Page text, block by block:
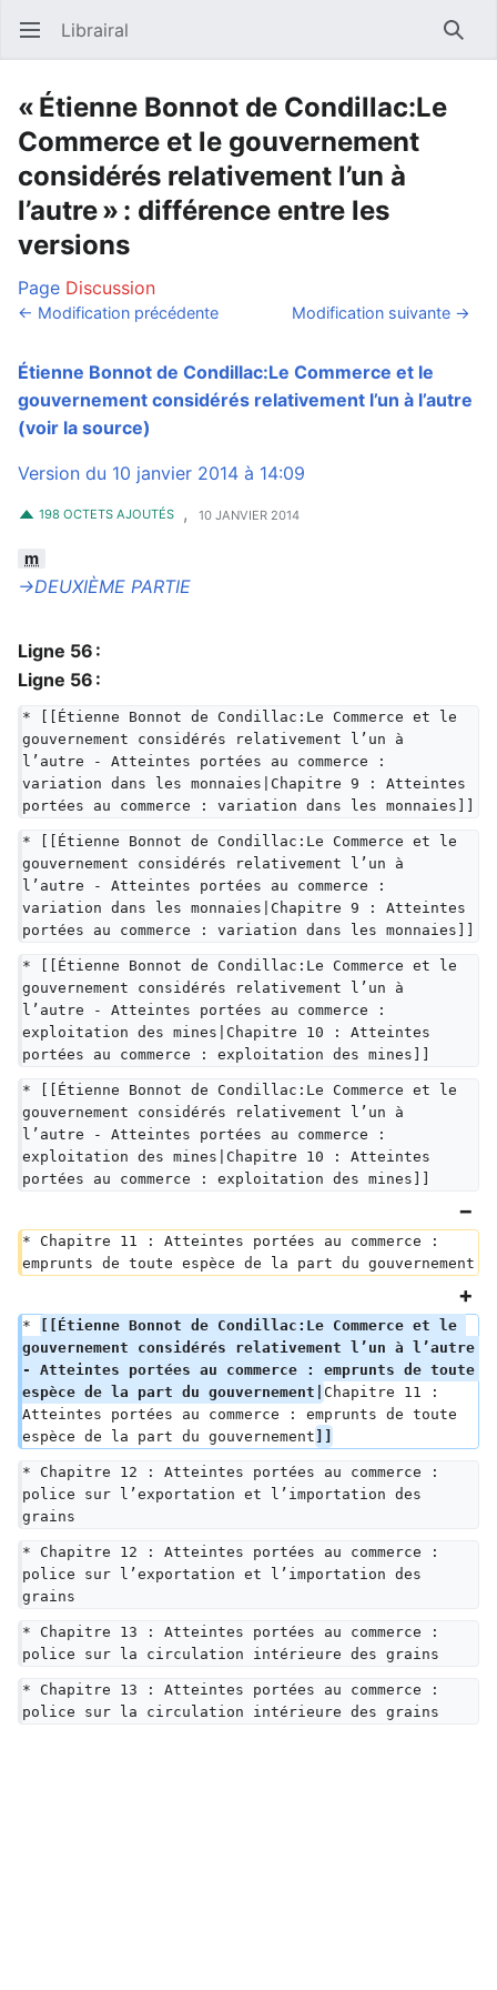
Ouvrir le menu principal Librairal
« Étienne Bonnot de Condillac:Le
Commerce et le gouvernement
considérés relativement l’un à
l’autre » : différence entre les
versions
Page Discussion
← Modification précédente Modification suivante →
Étienne Bonnot de Condillac:Le Commerce et le
gouvernement considérés relativement l’un à l’autre
(voir la source)
Version du 10 janvier 2014 à 14:09
198 OCTETS AJOUTÉS , 10 JANVIER 2014
m
→‎DEUXIÈME PARTIE
Ligne 56 :
Ligne 56 :
* [[Étienne Bonnot de Condillac:Le Commerce et le
gouvernement considérés relativement l’un à
l’autre - Atteintes portées au commerce :
variation dans les monnaies|Chapitre 9 : Atteintes
portées au commerce : variation dans les monnaies]]
* [[Étienne Bonnot de Condillac:Le Commerce et le
gouvernement considérés relativement l’un à
l’autre - Atteintes portées au commerce :
variation dans les monnaies|Chapitre 9 : Atteintes
portées au commerce : variation dans les monnaies]]
* [[Étienne Bonnot de Condillac:Le Commerce et le
gouvernement considérés relativement l’un à
l’autre - Atteintes portées au commerce :
exploitation des mines|Chapitre 10 : Atteintes
portées au commerce : exploitation des mines]]
* [[Étienne Bonnot de Condillac:Le Commerce et le
gouvernement considérés relativement l’un à
l’autre - Atteintes portées au commerce :
exploitation des mines|Chapitre 10 : Atteintes
portées au commerce : exploitation des mines]]
* Chapitre 11 : Atteintes portées au commerce :
emprunts de toute espèce de la part du gouvernement
*
[[Étienne Bonnot de Condillac:Le Commerce et le
gouvernement considérés relativement l’un à l’autre
- Atteintes portées au commerce : emprunts de toute
espèce de la part du gouvernement| Chapitre 11 :
Atteintes portées au commerce : emprunts de toute
espèce de la part du gouvernement
* Chapitre 12 : Atteintes portées au commerce :
police sur l’exportation et l’importation des
grains
* Chapitre 12 : Atteintes portées au commerce :
police sur l’exportation et l’importation des
grains
* Chapitre 13 : Atteintes portées au commerce :
police sur la circulation intérieure des grains
* Chapitre 13 : Atteintes portées au commerce :
police sur la circulation intérieure des grains